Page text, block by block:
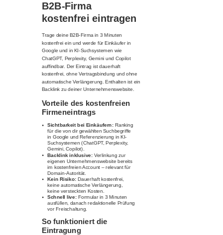
B2B-Firma
kostenfrei eintragen
Trage deine B2B-Firma in 3 Minuten
kostenfrei ein und werde für Einkäufer in
Google und in KI-Suchsystemen wie
ChatGPT, Perplexity, Gemini und Copilot
auffindbar. Der Eintrag ist dauerhaft
kostenfrei, ohne Vertragsbindung und ohne
automatische Verlängerung. Enthalten ist ein
Backlink zu deiner Unternehmenswebsite.
Vorteile des kostenfreien
Firmeneintrags
Sichtbarkeit bei Einkäufern: Ranking
für die von dir gewählten Suchbegriffe
in Google und Referenzierung in KI-
Suchsystemen (ChatGPT, Perplexity,
Gemini, Copilot).
Backlink inklusive: Verlinkung zur
eigenen Unternehmenswebsite bereits
im kostenfreien Account – relevant für
Domain-Autorität.
Kein Risiko: Dauerhaft kostenfrei,
keine automatische Verlängerung,
keine versteckten Kosten.
Schnell live: Formular in 3 Minuten
ausfüllen, danach redaktionelle Prüfung
vor Freischaltung.
So funktioniert die
Eintragung